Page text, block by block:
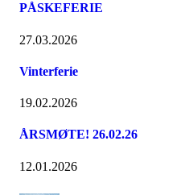
PÅSKEFERIE
27.03.2026
Vinterferie
19.02.2026
ÅRSMØTE! 26.02.26
12.01.2026